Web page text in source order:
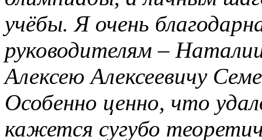
учёбы. Я очень
руководителям –
Алексею Алексеевичу
Особенно ценно, что
кажется сугубо